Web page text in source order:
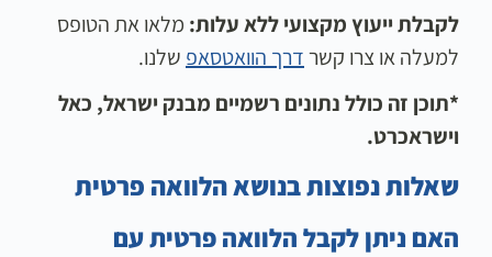
לקבלת ייעוץ מקצועי ללא עלות: מלאו את הטופס
למעלה או צרו קשרדרך הוואטסאפ שלנו.
*תוכן זה כולל נתונים רשמיים מבנק ישראל, כאל
וישראכרט.
שאלות נפוצות בנושא הלוואה פרטית
האם ניתן לקבל הלוואה פרטית עם